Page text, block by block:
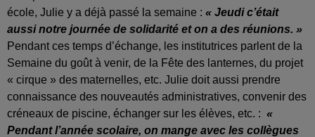
école, Julie y a déjà passé la semaine : « Jeudi c’était
aussi notre journée de solidarité et on a des réunions. »
Pendant ces temps d’échange, les institutrices parlent de la
Semaine du goût à venir, de la Fête des lanternes, du projet
« cirque » des maternelles, etc. Julie doit aussi prendre
connaissance des nouveautés administratives, convenir des
créneaux de piscine, échanger sur les élèves, etc. : «
Pendant l’année scolaire, on mange avec les collègues